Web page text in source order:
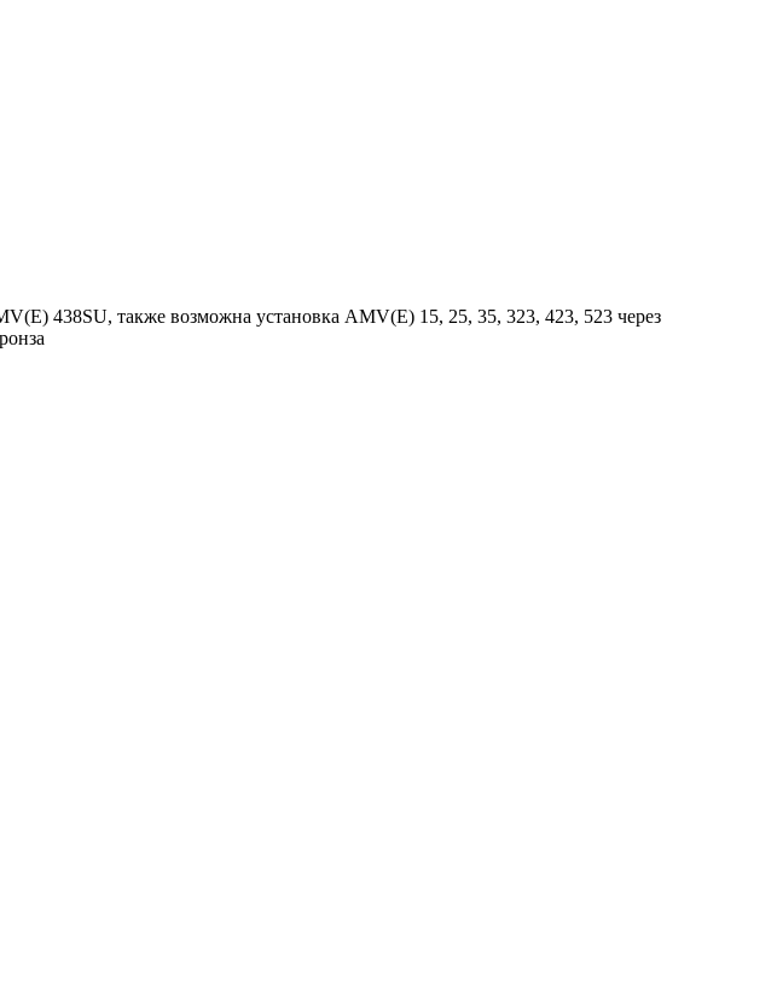
438SU, также возможна установка AMV(Е) 15, 25, 35, 323, 423, 523 через